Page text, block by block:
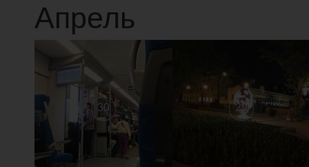
Апрель
30 29